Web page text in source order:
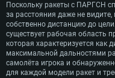
Поскольку ракеты с ПАРГСН
за расстояния даже не
собственно дистанцию до
существует рабочая область
которая характеризуется
максимальной дальностями
самолёта игрока и
для каждой модели ракет и